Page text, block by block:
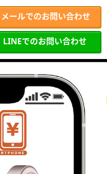
メールでのお問い合わせ
LINEでのお問い合わせ